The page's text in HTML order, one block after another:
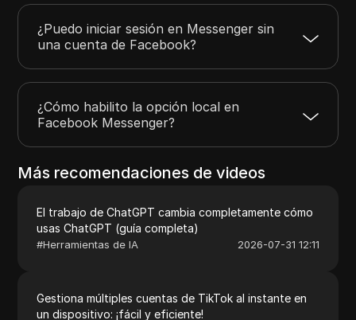
¿Puedo iniciar sesión en Messenger sin
una cuenta de Facebook?
¿Cómo habilito la opción local en
Facebook Messenger?
Más recomendaciones de videos
El trabajo de ChatGPT cambia completamente cómo
usas ChatGPT (guía completa)
#Herramientas de IA 2026-07-31 12:11
Gestiona múltiples cuentas de TikTok al instante en
un dispositivo: ¡fácil y eficiente!